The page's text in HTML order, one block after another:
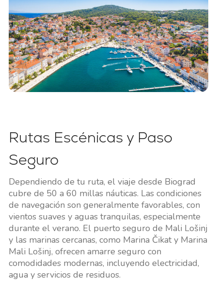
Rutas Escénicas y Paso
Seguro
Dependiendo de tu ruta, el viaje desde Biograd
cubre de 50 a 60 millas náuticas. Las condiciones
de navegación son generalmente favorables, con
vientos suaves y aguas tranquilas, especialmente
durante el verano. El puerto seguro de Mali Lošinj
y las marinas cercanas, como Marina Čikat y Marina
Mali Lošinj, ofrecen amarre seguro con
comodidades modernas, incluyendo electricidad,
agua y servicios de residuos.